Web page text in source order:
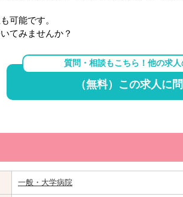
可能です。
てみませんか？
質問・相談もこちら！他の求人
（無料）この求人に
一般・大学病院